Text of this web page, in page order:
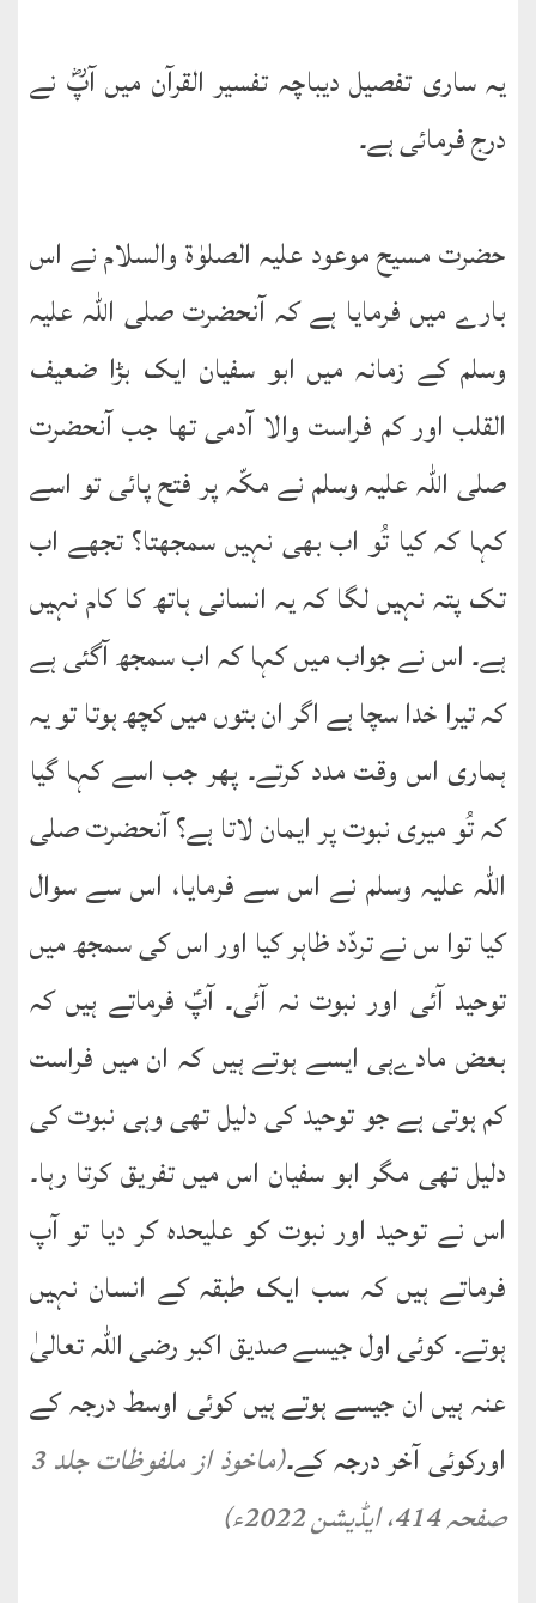
یہ ساری تفصیل دیباچہ تفسیر القرآن میں آپؓ نے
درج فرمائی ہے۔
حضرت مسیح موعود علیہ الصلوٰة والسلام نے اس
بارے میں فرمایا ہے کہ آنحضرت صلی اللہ علیہ
وسلم کے زمانہ میں ابو سفیان ایک بڑا ضعیف
القلب اور کم فراست والا آدمی تھا جب آنحضرت
صلی اللہ علیہ وسلم نے مکّہ پر فتح پائی تو اسے
کہا کہ کیا تُو اب بھی نہیں سمجھتا؟ تجھے اب
تک پتہ نہیں لگا کہ یہ انسانی ہاتھ کا کام نہیں
ہے۔ اس نے جواب میں کہا کہ اب سمجھ آگئی ہے
کہ تیرا خدا سچا ہے اگر ان بتوں میں کچھ ہوتا تو یہ
ہماری اس وقت مدد کرتے۔ پھر جب اسے کہا گیا
کہ تُو میری نبوت پر ایمان لاتا ہے؟ آنحضرت صلی
اللہ علیہ وسلم نے اس سے فرمایا، اس سے سوال
کیا توا س نے تردّد ظاہر کیا اور اس کی سمجھ میں
توحید آئی اور نبوت نہ آئی۔ آپؑ فرماتے ہیں کہ
بعض مادےہی ایسے ہوتے ہیں کہ ان میں فراست
کم ہوتی ہے جو توحید کی دلیل تھی وہی نبوت کی
دلیل تھی مگر ابو سفیان اس میں تفریق کرتا رہا۔
اس نے توحید اور نبوت کو علیحدہ کر دیا تو آپ
فرماتے ہیں کہ سب ایک طبقہ کے انسان نہیں
ہوتے۔ کوئی اول جیسے صدیق اکبر رضی اللہ تعالیٰ
عنہ ہیں ان جیسے ہوتے ہیں کوئی اوسط درجہ کے
اورکوئی آخر درجہ کے۔
(ماخوذ از ملفوظات جلد 3
صفحہ 414، ایڈیشن 2022ء)